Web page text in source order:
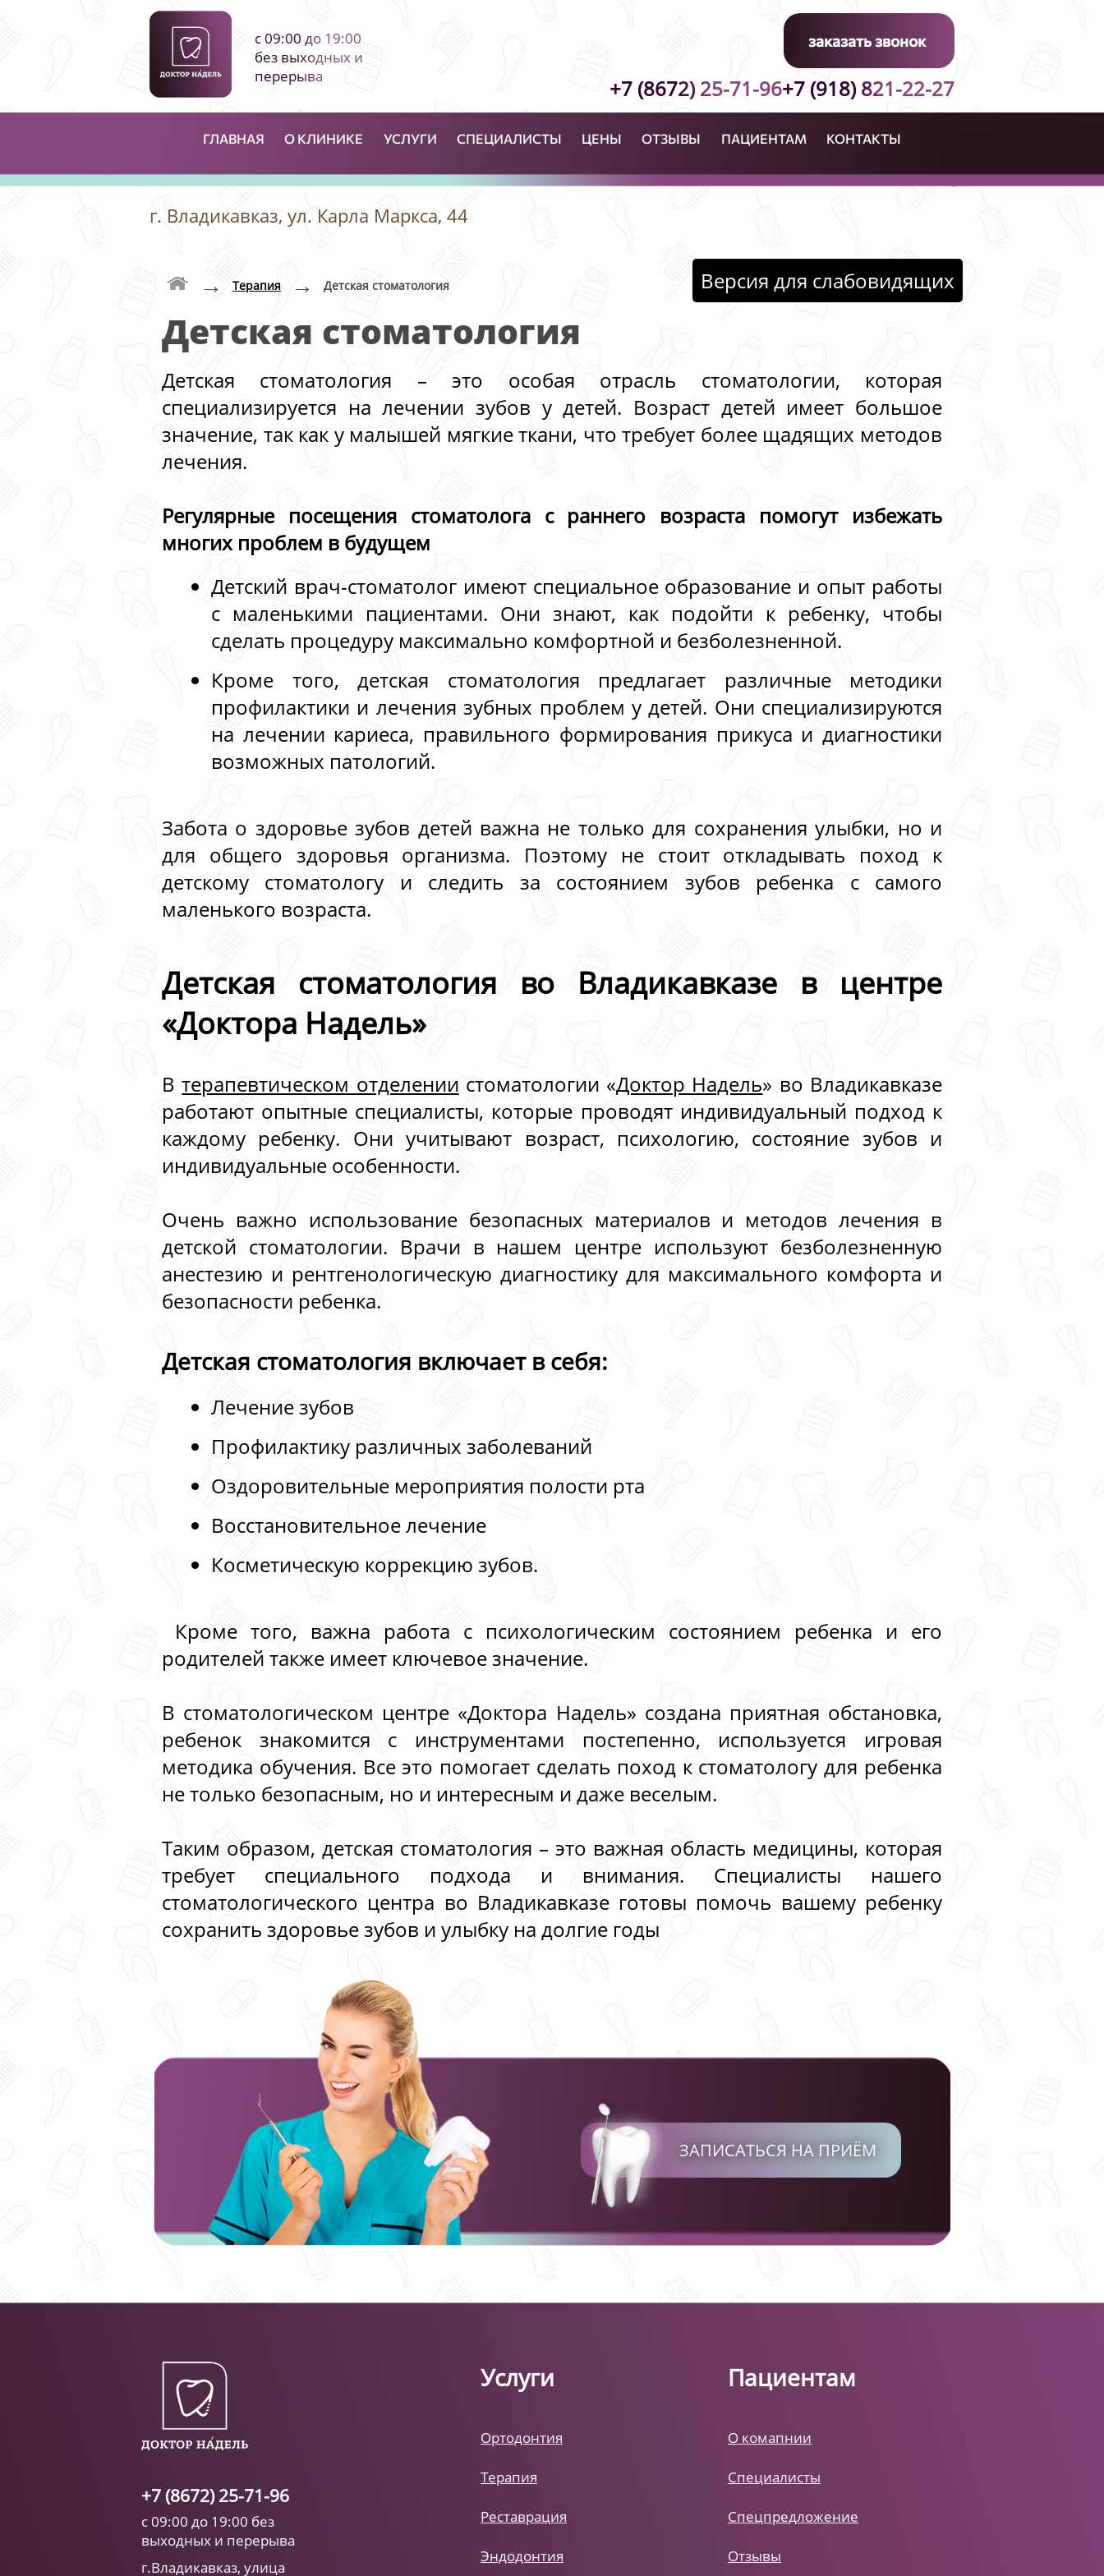
с 09:00 до 19:00
без выходных и
перерыва
заказать звонок
+7 (8672) 25-71-96+7 (918) 821-22-27
ГЛАВНАЯ О КЛИНИКЕ УСЛУГИ СПЕЦИАЛИСТЫ ЦЕНЫ ОТЗЫВЫ ПАЦИЕНТАМ КОНТАКТЫ
г. Владикавказ, ул. Карла Маркса, 44
Версия для слабовидящих
→ Терапия → Детская стоматология
Детская стоматология
Детская стоматология – это особая отрасль стоматологии, которая
специализируется на лечении зубов у детей. Возраст детей имеет большое
значение, так как у малышей мягкие ткани, что требует более щадящих методов
лечения.
Регулярные посещения стоматолога с раннего возраста помогут избежать
многих проблем в будущем
Детский врач-стоматолог имеют специальное образование и опыт работы
с маленькими пациентами. Они знают, как подойти к ребенку, чтобы
сделать процедуру максимально комфортной и безболезненной.
Кроме того, детская стоматология предлагает различные методики
профилактики и лечения зубных проблем у детей. Они специализируются
на лечении кариеса, правильного формирования прикуса и диагностики
возможных патологий.
Забота о здоровье зубов детей важна не только для сохранения улыбки, но и
для общего здоровья организма. Поэтому не стоит откладывать поход к
детскому стоматологу и следить за состоянием зубов ребенка с самого
маленького возраста.
Детская стоматология во Владикавказе в центре
«Доктора Надель»
Втерапевтическом отделении стоматологии «Доктор Надель» во Владикавказе
работают опытные специалисты, которые проводят индивидуальный подход к
каждому ребенку. Они учитывают возраст, психологию, состояние зубов и
индивидуальные особенности.
Очень важно использование безопасных материалов и методов лечения в
детской стоматологии. Врачи в нашем центре используют безболезненную
анестезию и рентгенологическую диагностику для максимального комфорта и
безопасности ребенка.
Детская стоматология включает в себя:
Лечение зубов
Профилактику различных заболеваний
Оздоровительные мероприятия полости рта
Восстановительное лечение
Косметическую коррекцию зубов.
Кроме того, важна работа с психологическим состоянием ребенка и его
родителей также имеет ключевое значение.
В стоматологическом центре «Доктора Надель» создана приятная обстановка,
ребенок знакомится с инструментами постепенно, используется игровая
методика обучения. Все это помогает сделать поход к стоматологу для ребенка
не только безопасным, но и интересным и даже веселым.
Таким образом, детская стоматология – это важная область медицины, которая
требует специального подхода и внимания. Специалисты нашего
стоматологического центра во Владикавказе готовы помочь вашему ребенку
сохранить здоровье зубов и улыбку на долгие годы
ЗАПИСАТЬСЯ НА ПРИЁМ
+7 (8672) 25-71-96
с 09:00 до 19:00 без
выходных и перерыва
г.Владикавказ, улица
Услуги
Ортодонтия
Терапия
Реставрация
Эндодонтия
Пациентам
О комапнии
Специалисты
Спецпредложение
Отзывы